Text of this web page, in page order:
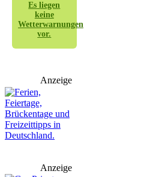
Es liegen
keine
Wetterwarnungen
vor.
Anzeige
Anzeige